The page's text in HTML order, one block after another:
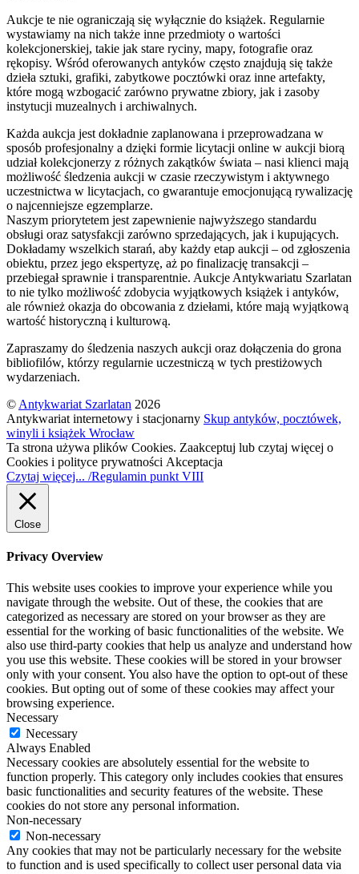
Aukcje te nie ograniczają się wyłącznie do książek. Regularnie
wystawiamy na nich także inne przedmioty o wartości
kolekcjonerskiej, takie jak stare ryciny, mapy, fotografie oraz
rękopisy. Wśród oferowanych antyków często znajdują się także
dzieła sztuki, grafiki, zabytkowe pocztówki oraz inne artefakty,
które mogą wzbogacić zarówno prywatne zbiory, jak i zasoby
instytucji muzealnych i archiwalnych.
Każda aukcja jest dokładnie zaplanowana i przeprowadzana w
sposób profesjonalny a dzięki formie licytacji online w aukcji biorą
udział kolekcjonerzy z różnych zakątków świata – nasi klienci mają
możliwość śledzenia aukcji w czasie rzeczywistym i aktywnego
uczestnictwa w licytacjach, co gwarantuje emocjonującą rywalizację
o najcenniejsze egzemplarze.
Naszym priorytetem jest zapewnienie najwyższego standardu
obsługi oraz satysfakcji zarówno sprzedających, jak i kupujących.
Dokładamy wszelkich starań, aby każdy etap aukcji – od zgłoszenia
obiektu, przez jego ekspertyzę, aż po finalizację transakcji –
przebiegał sprawnie i transparentnie. Aukcje Antykwariatu Szarlatan
to nie tylko możliwość zdobycia wyjątkowych książek i antyków,
ale również okazja do obcowania z dziełami, które mają wyjątkową
wartość historyczną i kulturową.
Zapraszamy do śledzenia naszych aukcji oraz dołączenia do grona
bibliofilów, którzy regularnie uczestniczą w tych prestiżowych
wydarzeniach.
© Antykwariat Szarlatan 2026
Antykwariat internetowy i stacjonarny Skup antyków, pocztówek,
winyli i książek Wrocław
Ta strona używa plików Cookies. Zaakceptuj lub czytaj więcej o
Cookies i polityce prywatności Akceptacja
Czytaj więcej... /Regulamin punkt VIII
Close
Privacy Overview
This website uses cookies to improve your experience while you
navigate through the website. Out of these, the cookies that are
categorized as necessary are stored on your browser as they are
essential for the working of basic functionalities of the website. We
also use third-party cookies that help us analyze and understand how
you use this website. These cookies will be stored in your browser
only with your consent. You also have the option to opt-out of these
cookies. But opting out of some of these cookies may affect your
browsing experience.
Necessary
Necessary
Always Enabled
Necessary cookies are absolutely essential for the website to
function properly. This category only includes cookies that ensures
basic functionalities and security features of the website. These
cookies do not store any personal information.
Non-necessary
Non-necessary
Any cookies that may not be particularly necessary for the website
to function and is used specifically to collect user personal data via